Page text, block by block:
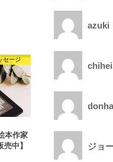
セージ
本作家
中】
azuki
ジョ